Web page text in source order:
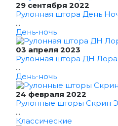
29 сентября 2022
Рулонная штора День
...
День-ночь
03 апреля 2023
Рулонная штора ДН
...
День-ночь
24 февраля 2022
Рулонные шторы Скрин
...
Классические